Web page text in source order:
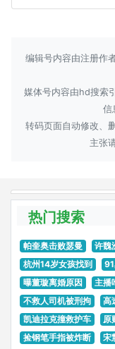
编辑号内容由注册作
媒体号内容由hd搜索
信
转码页面自动修改、
主张
热门搜索
帕奎奥击败瑟曼 许魏
杭州14岁女孩找到
曝董璇离婚原因
主播
不救人司机被刑拘
高
凯迪拉克撞救护车
原
捡钢笔手指被炸断
宋